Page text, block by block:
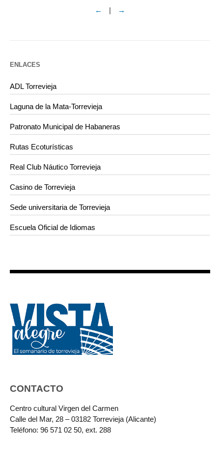
← | →
ENLACES
ADL Torrevieja
Laguna de la Mata-Torrevieja
Patronato Municipal de Habaneras
Rutas Ecoturísticas
Real Club Náutico Torrevieja
Casino de Torrevieja
Sede universitaria de Torrevieja
Escuela Oficial de Idiomas
CONTACTO
Centro cultural Virgen del Carmen
Calle del Mar, 28 – 03182 Torrevieja (Alicante)
Teléfono: 96 571 02 50, ext. 288